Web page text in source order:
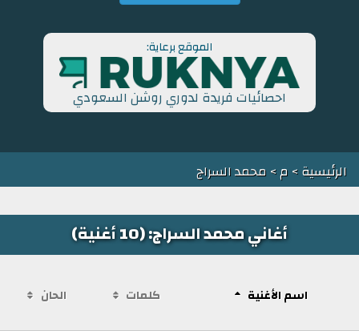
الموقع برعاية:
احصائيات فريدة لدوري روشن السعودي
الرئيسية> م> محمد السراج
أغاني محمد السراج: (10 أغنية)
اسم الأغنية كلمات الحان